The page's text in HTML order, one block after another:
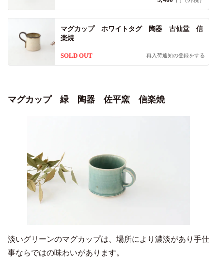
マグカップ ホワイトタグ 陶器 古仙堂 信
楽焼
SOLD OUT 再入荷通知の登録をする
マグカップ 緑 陶器 佐平窯 信楽焼
淡いグリーンのマグカップは、場所により濃淡があり手仕
事ならではの味わいがあります。